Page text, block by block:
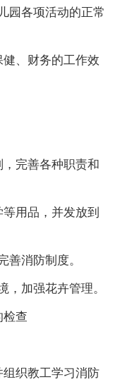
园各项活动的正常
、财务的工作效
完善各种职责和
用品，并发放到
善消防制度。
，加强花卉管理。
检查
织教工学习消防